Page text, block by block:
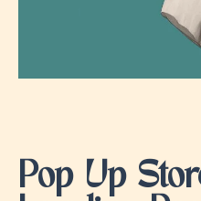
Pop Up